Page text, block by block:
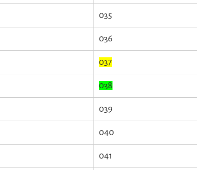
035
036
037
038
039
040
041